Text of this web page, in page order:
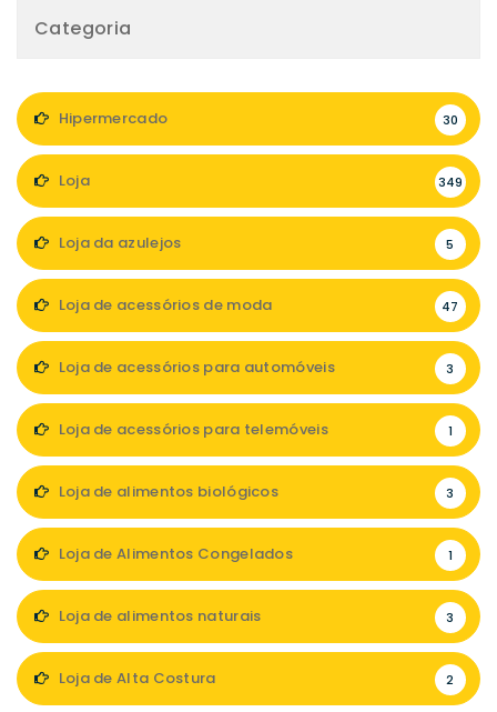
Categoria
Hipermercado 30
Loja 349
Loja da azulejos 5
Loja de acessórios de moda 47
Loja de acessórios para automóveis 3
Loja de acessórios para telemóveis 1
Loja de alimentos biológicos 3
Loja de Alimentos Congelados 1
Loja de alimentos naturais 3
Loja de Alta Costura 2